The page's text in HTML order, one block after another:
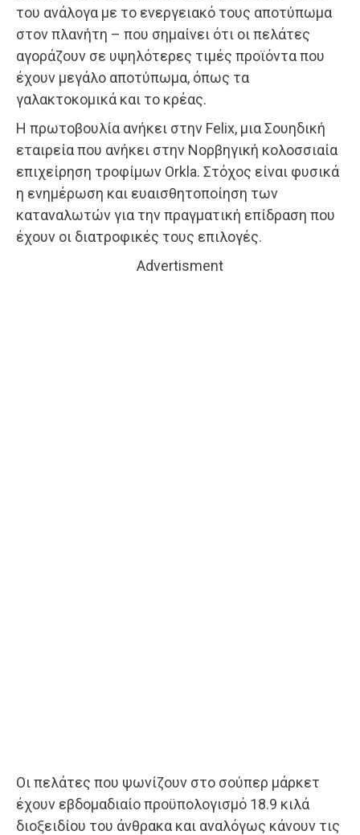
του ανάλογα με το ενεργειακό τους αποτύπωμα
στον πλανήτη – που σημαίνει ότι οι πελάτες
αγοράζουν σε υψηλότερες τιμές προϊόντα που
έχουν μεγάλο αποτύπωμα, όπως τα
γαλακτοκομικά και το κρέας.
Η πρωτοβουλία ανήκει στην Felix, μια Σουηδική
εταιρεία που ανήκει στην Νορβηγική κολοσσιαία
επιχείρηση τροφίμων Orkla. Στόχος είναι φυσικά
η ενημέρωση και ευαισθητοποίηση των
καταναλωτών για την πραγματική επίδραση που
έχουν οι διατροφικές τους επιλογές.
Advertisment
Οι πελάτες που ψωνίζουν στο σούπερ μάρκετ
έχουν εβδομαδιαίο προϋπολογισμό 18.9 κιλά
διοξειδίου του άνθρακα και αναλόγως κάνουν τις